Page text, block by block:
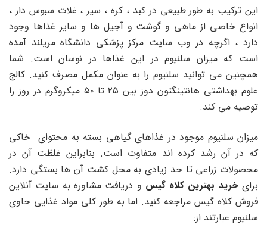
این ترکیب به طور طبیعی در کبد ، کره ، سیر ، غلات سبوس دار ،
انواع خاصی از ماهی وگوشتو آجیل ها و سایر غذاها وجود
دارد ، اگرچه در وب سایت مرکز پزشکی دانشگاه مریلند آمده
است که میزان سلنیوم در این غذاها در نوسان است. شما
همچنین می توانید سلنیوم را به عنوان مکمل مصرف کنید. کالج
علوم بهداشتی هانتینگتون دوز بین ۲۵ تا ۵۰ میکروگرم در روز را
توصیه می کند.
میزان سلنیوم موجود در غذاهای گیاهی بسته به محتوای خاکی
که در آن رشد کرده اند متفاوت است. بنابراین غلظت آن در
محصولات زراعی تا حد زیادی به محل کشت آن ها بستگی دارد.
برایخرید بهترین کلاه گیس و دریافت مشاوره به سایت آنلاین
فروش کلاه گیس مراجعه کنید. اما به طور کلی مواد غذایی حاوی
سلنیوم عبارتند از: